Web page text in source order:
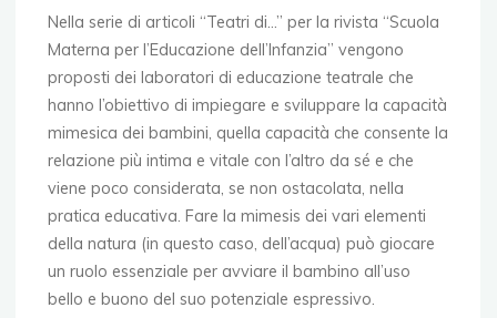
Nella serie di articoli “Teatri di…” per la rivista “Scuola
Materna per l’Educazione dell’Infanzia” vengono
proposti dei laboratori di educazione teatrale che
hanno l’obiettivo di impiegare e sviluppare la capacità
mimesica dei bambini, quella capacità che consente la
relazione più intima e vitale con l’altro da sé e che
viene poco considerata, se non ostacolata, nella
pratica educativa. Fare la mimesis dei vari elementi
della natura (in questo caso, dell’acqua) può giocare
un ruolo essenziale per avviare il bambino all’uso
bello e buono del suo potenziale espressivo.